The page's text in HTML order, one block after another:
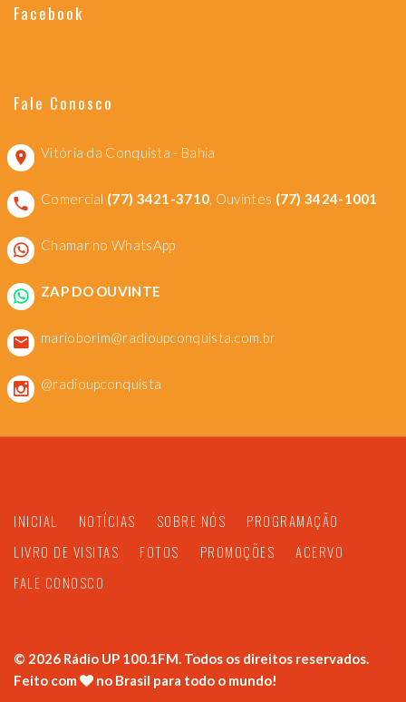
Facebook
Fale Conosco
Vitória da Conquista - Bahia
Comercial (77) 3421-3710, Ouvintes (77) 3424-1001
Chamar no WhatsApp
ZAP DO OUVINTE
marioborim@radioupconquista.com.br
@radioupconquista
INICIAL NOTÍCIAS SOBRE NÓS
PROGRAMAÇÃO
LIVRO DE VISITAS
FOTOS PROMOÇÕES
ACERVO
FALE CONOSCO
© 2026 Rádio UP 100.1FM. Todos os direitos reservados.
Feito com
no Brasil para todo o mundo!